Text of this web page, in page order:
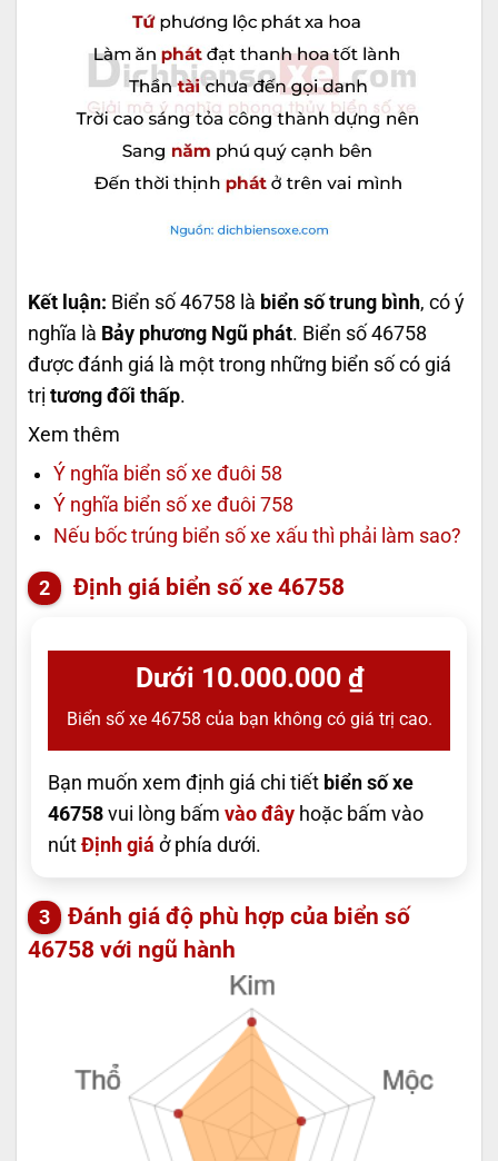
Kết luận: Biển số 46758 là biển số trung bình, có ý
nghĩa là Bảy phương Ngũ phát. Biển số 46758
được đánh giá là một trong những biển số có giá
trị tương đối thấp.
Xem thêm
Ý nghĩa biển số xe đuôi 58
Ý nghĩa biển số xe đuôi 758
Nếu bốc trúng biển số xe xấu thì phải làm sao?
Định giá biển số xe 46758
Dưới 10.000.000 ₫
Biển số xe 46758 của bạn không có giá trị cao.
Bạn muốn xem định giá chi tiết biển số xe
46758 vui lòng bấm vào đây hoặc bấm vào
nút Định giá ở phía dưới.
Đánh giá độ phù hợp của biển số
46758 với ngũ hành